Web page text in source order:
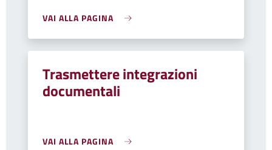
VAI ALLA PAGINA
Trasmettere integrazioni
documentali
VAI ALLA PAGINA